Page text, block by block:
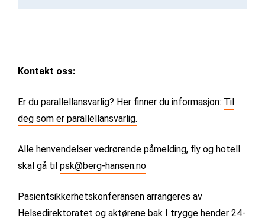
Kontakt oss:
Er du parallellansvarlig? Her finner du informasjon: Til
deg som er parallellansvarlig.
Alle henvendelser vedrørende påmelding, fly og hotell
skal gå til psk@berg-hansen.no
Pasientsikkerhetskonferansen arrangeres av
Helsedirektoratet og aktørene bak I trygge hender 24-